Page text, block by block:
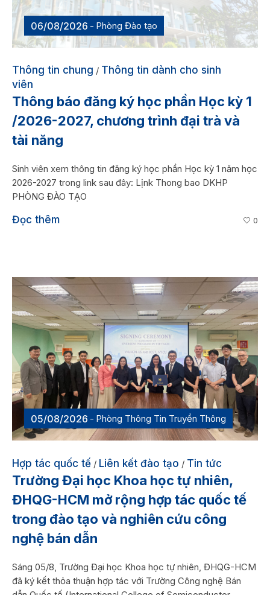
06/08/2026 Phòng Đào tạo
Thông tin chung / Thông tin dành cho sinh
viên
Thông báo đăng ký học phần Học kỳ 1
/2026-2027, chương trình đại trà và
tài năng
Sinh viên xem thông tin đăng ký học phần Học kỳ 1 năm học
2026-2027 trong link sau đây: Lịnk Thong bao DKHP
PHÒNG ĐÀO TẠO
Đọc thêm 0
05/08/2026 Phòng Thông Tin Truyền Thông
Hợp tác quốc tế / Liên kết đào tạo / Tin tức
Trường Đại học Khoa học tự nhiên,
ĐHQG-HCM mở rộng hợp tác quốc tế
trong đào tạo và nghiên cứu công
nghệ bán dẫn
Sáng 05/8, Trường Đại học Khoa học tự nhiên, ĐHQG-HCM
đã ký kết thỏa thuận hợp tác với Trường Công nghệ Bán